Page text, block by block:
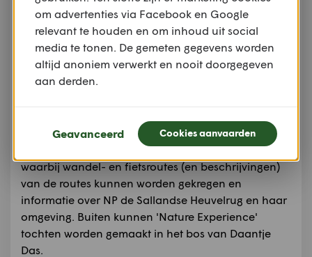
de Holterberg (in NP de
Sallandse Heuvelrug)
heeft meer dan 1000
Europese vogels en
zoogdieren. 12
Het museum is rolstoeltoegankelijk, heeft een
invalidetoilet, kadoshop en een Informatie bali
waarbij wandel- en fietsroutes (en beschrijvingen)
van de routes kunnen worden gekregen en
informatie over NP de Sallandse Heuvelrug en haar
omgeving. Buiten kunnen 'Nature Experience'
tochten worden gemaakt in het bos van Daantje
Das.
om advertenties via Facebook en Google
relevant te houden en om inhoud uit social
media te tonen. De gemeten gegevens worden
altijd anoniem verwerkt en nooit doorgegeven
aan derden.
Geavanceerd Cookies aanvaarden